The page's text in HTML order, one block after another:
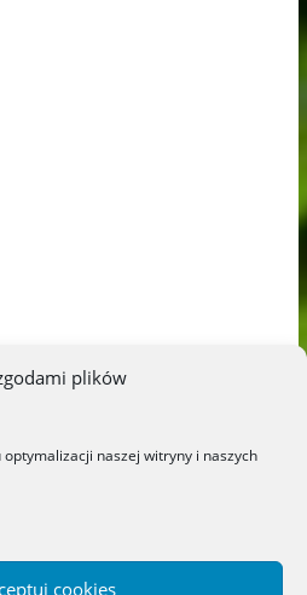
plików
naszej witryny i naszych
cookies